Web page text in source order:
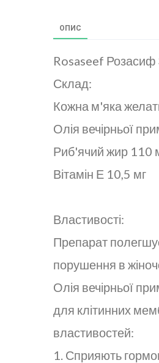
ОПИС
Rosaseef Розасиф
Склад:
Кожна м'яка
Олія вечірньої
Риб'ячий жир 110
Вітамін Е 10,5 мг
Властивості:
Препарат
порушення в
Олія вечірньої
для клітинних
властивостей:
1. Сприяють